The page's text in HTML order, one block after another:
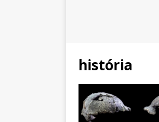
história